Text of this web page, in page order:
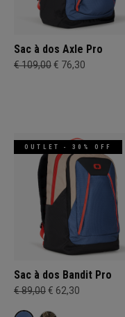
Sac à dos Axle Pro
€ 109,00€ 76,30
OUTLET - 30% OFF
Sac à dos Bandit Pro
€ 89,00€ 62,30